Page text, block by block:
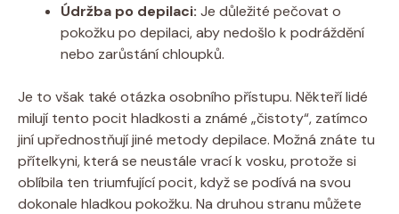
Údržba po depilaci: Je důležité pečovat o
pokožku po depilaci, aby nedošlo k podráždění
nebo zarůstání chloupků.
Je to však také otázka osobního přístupu. Někteří lidé
milují tento pocit hladkosti a známé „čistoty“, zatímco
jiní upřednostňují jiné metody depilace. Možná znáte tu
přítelkyni, která se neustále vrací k vosku, protože si
oblíbila ten triumfující pocit, když se podívá na svou
dokonale hladkou pokožku. Na druhou stranu můžete